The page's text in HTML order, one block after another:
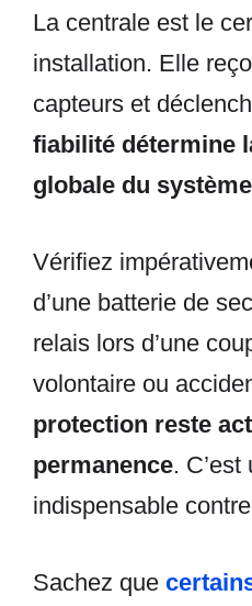
La centrale est le
installation. Elle
capteurs et
fiabilité détermine
globale du système
Vérifiez
d’une batterie de
relais lors d’une
volontaire ou
protection reste
permanence.
indispensable
Sachez que